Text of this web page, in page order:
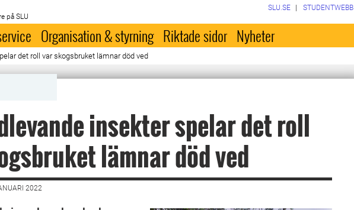
på SLU
SLU.SE STUDENTWEBB
Organisation & styrning Riktade sidor Nyheter
det roll var skogsbruket lämnar död ved
insekter spelar det roll
lämnar död ved
2022